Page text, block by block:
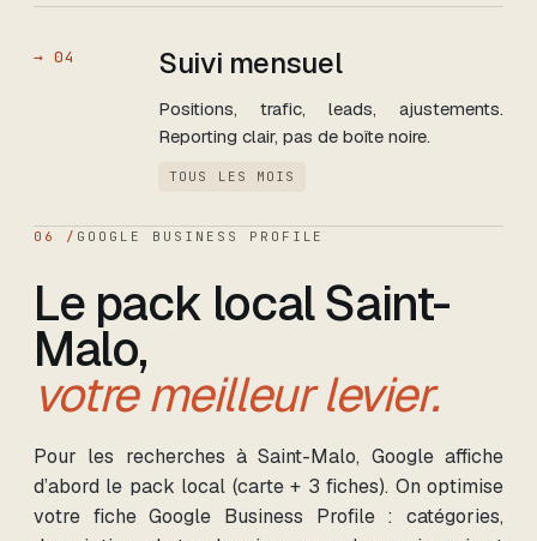
→04 Suivi mensuel
Positions, trafic, leads, ajustements.
Reporting clair, pas de boîte noire.
TOUS LES MOIS
06 / GOOGLE BUSINESS PROFILE
Le pack localSaint-
Malo,
votre meilleur levier.
Pour les recherches à Saint-Malo, Google affiche
d’abord le pack local (carte + 3 fiches). On optimise
votre fiche Google Business Profile : catégories,